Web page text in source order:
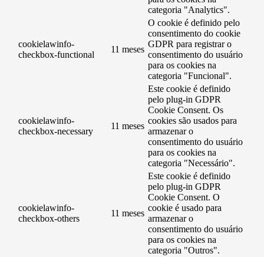
categoria "Analytics".
cookielawinfo-
checkbox-functional
11 meses
O cookie é definido pelo
consentimento do cookie
GDPR para registrar o
consentimento do usuário
para os cookies na
categoria "Funcional".
cookielawinfo-
checkbox-necessary
11 meses
Este cookie é definido
pelo plug-in GDPR
Cookie Consent. Os
cookies são usados ​​para
armazenar o
consentimento do usuário
para os cookies na
categoria "Necessário".
cookielawinfo-
checkbox-others
11 meses
Este cookie é definido
pelo plug-in GDPR
Cookie Consent. O
cookie é usado para
armazenar o
consentimento do usuário
para os cookies na
categoria "Outros".